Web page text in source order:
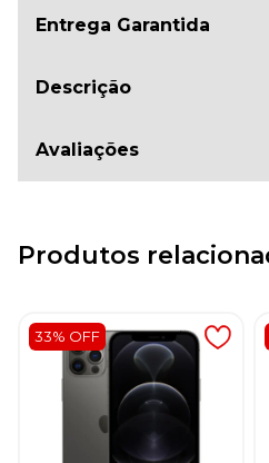
Entrega Garantida
Descrição
Avaliações
Produtos
33% OFF